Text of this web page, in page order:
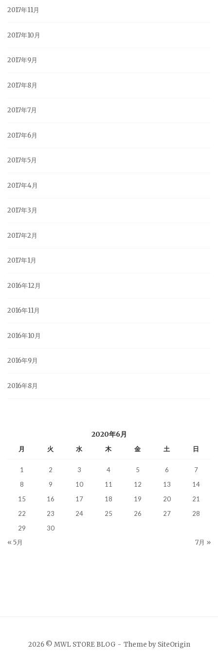
2017年11月
2017年10月
2017年9月
2017年8月
2017年7月
2017年6月
2017年5月
2017年4月
2017年3月
2017年2月
2017年1月
2016年12月
2016年11月
2016年10月
2016年9月
2016年8月
2020年6月
月 火 水 木 金 土 日
1 2 3 4 5 6
7
8
9 10 11 12 13
14
15
16 17 18 19 20
21
22
23 24 25 26 27
28
29
30
« 5月 7月 »
2026 © MWL STORE BLOG Theme by SiteOrigin